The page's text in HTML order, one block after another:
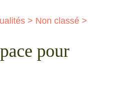
> Non classé >
pour